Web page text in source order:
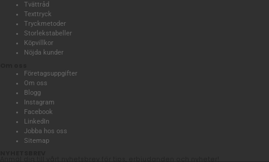
Tvättråd
Texttryck
Tryckmetoder
Storlekstabeller
Köpvillkor
Nöjda kunder
Företagsuppgifter
Om oss
Blogg
Instagram
Facebook
LinkedIn
Jobba hos oss
Sitemap